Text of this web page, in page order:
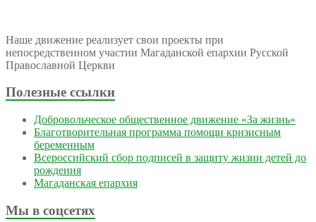
Наше движение реализует свои проекты при
непосредственном участии Магаданской епархии Русской
Православной Церкви
Полезные ссылки
Добровольческое общественное движение «За жизнь»
Благотворительная программа помощи кризисным
беременным
Всероссийский сбор подписей в защиту жизни детей до
рождения
Магаданская епархия
Мы в соцсетях